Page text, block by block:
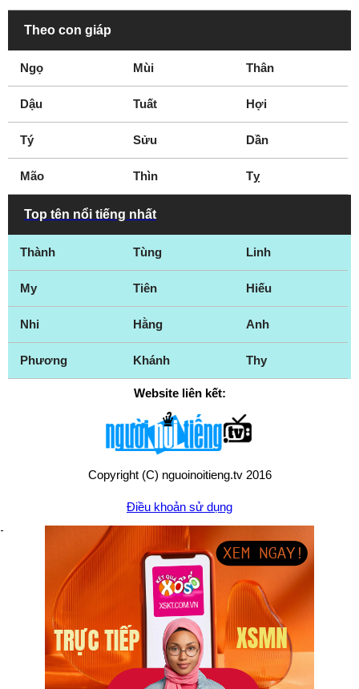
Theo con giáp
Ngọ Mùi Thân
Dậu Tuất Hợi
Tý Sửu Dần
Mão Thìn Tỵ
Top tên nổi tiếng nhất
Thành Tùng Linh
My Tiên Hiếu
Nhi Hằng Anh
Phương Khánh Thy
Website liên kết:
Copyright (C) nguoinoitieng.tv 2016
Điều khoản sử dụng
Chính sách quyền riêng tư
Liên hệ: mail.nguoinoitieng.tv@gmail.com